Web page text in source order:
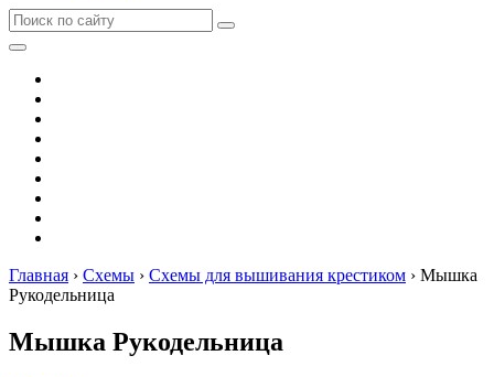
Главная › Схемы › Схемы для вышивания крестиком › Мышка
Рукодельница
Мышка Рукодельница